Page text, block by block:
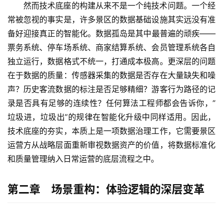
然而技术底座的构建从来不是一个纯技术问题。一个经
常被忽视的事实是，许多景区的数据基础设施其实远没有准
备好迎接真正的智能化。数据孤岛是其中最普遍的顽疾——
票务系统、停车场系统、商家结算系统、会员管理系统各自
独立运行，数据格式不统一，打通成本极高。更深层的问题
在于数据的质量：传感器采集的数据是否存在大量缺失和噪
声？历史客流数据的标注是否足够精细？游客行为路径的记
录是否具有足够的连续性？任何算法工程师都会告诉你，”
垃圾进，垃圾出”的规律在智能化升级中同样适用。因此，
技术底座的夯实，本质上是一项数据治理工作，它需要景区
运营方从战略层面重新审视数据资产的价值，将数据标准化
和质量管理纳入日常运营的底层流程之中。
第二章 场景重构：体验逻辑的深层变革